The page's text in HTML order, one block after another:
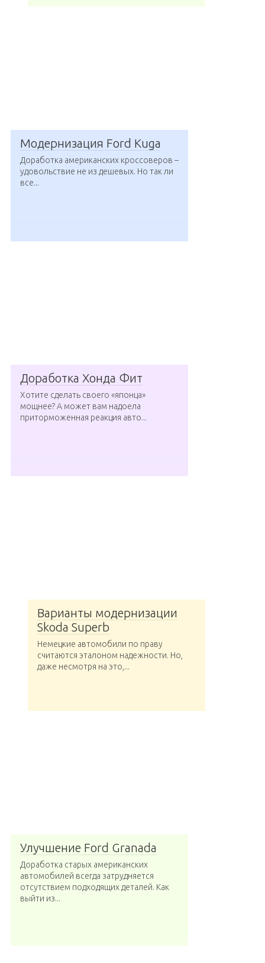
Модернизация Ford Kuga
Доработка американских кроссоверов –
удовольствие не из дешевых. Но так ли
все...
Доработка Хонда Фит
Хотите сделать своего «японца»
мощнее? А может вам надоела
приторможенная реакция авто...
Варианты модернизации
Skoda Superb
Немецкие автомобили по праву
считаются эталоном надежности. Но,
даже несмотря на это,...
Улучшение Ford Granada
Доработка старых американских
автомобилей всегда затрудняется
отсутствием подходящих деталей. Как
выйти из...